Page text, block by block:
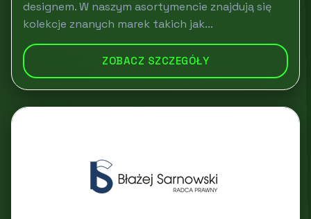
designem. W naszym asortymencie znajdują się
kolekcje znanych marek takich jak...
ZOBACZ SZCZEGÓŁY